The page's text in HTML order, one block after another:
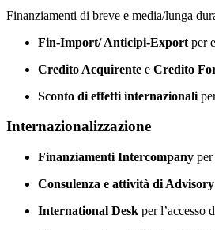
Finanziamenti di breve e media/lunga
Fin-Import/ Anticipi-Export per
Credito Acquirente e Credito
Sconto di effetti internazionali
Internazionalizzazione
Finanziamenti Intercompany
Consulenza e attività di Advisory
International Desk per l’accesso